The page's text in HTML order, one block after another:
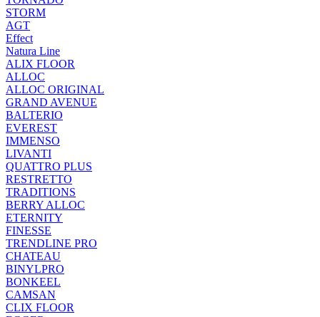
STORM
AGT
Effect
Natura Line
ALIX FLOOR
ALLOC
ALLOC ORIGINAL
GRAND AVENUE
BALTERIO
EVEREST
IMMENSO
LIVANTI
QUATTRO PLUS
RESTRETTO
TRADITIONS
BERRY ALLOC
ETERNITY
FINESSE
TRENDLINE PRO
CHATEAU
BINYLPRO
BONKEEL
CAMSAN
CLIX FLOOR